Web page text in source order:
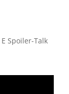
Spoiler-Talk